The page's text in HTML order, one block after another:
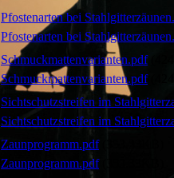
Pfostenarten bei
Pfostenarten bei
Schmuckmattenvarianten.pdf
Schmuckmattenvarianten.pdf
Sichtschutzstreifen im
Sichtschutzstreifen im
Zaunprogramm.pdf(353.33KB)
Zaunprogramm.pdf(353.33KB)